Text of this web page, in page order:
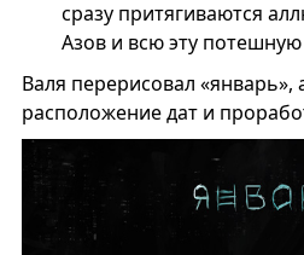
сразу притягиваются
Азов и всю эту
Валя перерисовал «январь»,
расположение дат и